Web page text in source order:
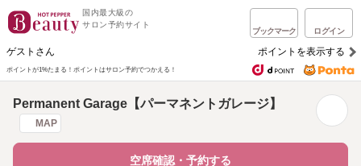
国内最大級の
サロン予約サイト
ブックマーク ログイン
ゲストさん ポイントを表示する
ポイントが1%たまる！ ポイントはサロン予約でつかえる！
Permanent Garage【パーマネントガレージ】
MAP
空席確認・予約する